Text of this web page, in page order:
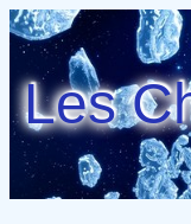
Les